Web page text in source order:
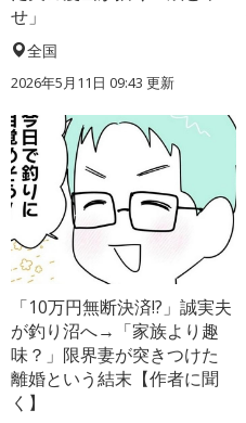
せ」
全国
2026年5月11日 09:43 更新
「10万円無断決済!?」誠実夫
が釣り沼へ→「家族より趣
味？」限界妻が突きつけた
離婚という結末【作者に聞
く】